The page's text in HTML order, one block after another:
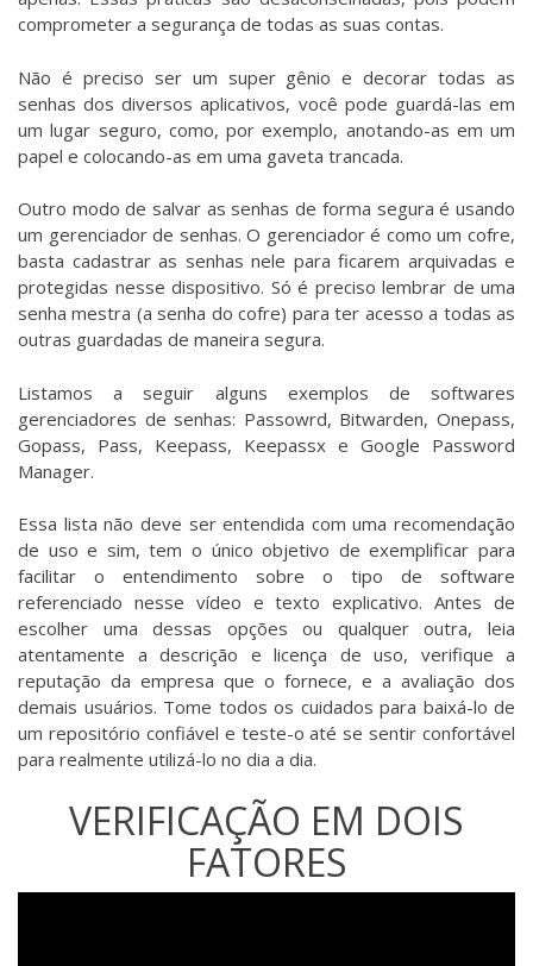
comprometer a segurança de todas as suas contas.
Não é preciso ser um super gênio e decorar todas as
senhas dos diversos aplicativos, você pode guardá-las em
um lugar seguro, como, por exemplo, anotando-as em um
papel e colocando-as em uma gaveta trancada.
Outro modo de salvar as senhas de forma segura é usando
um gerenciador de senhas. O gerenciador é como um cofre,
basta cadastrar as senhas nele para ficarem arquivadas e
protegidas nesse dispositivo. Só é preciso lembrar de uma
senha mestra (a senha do cofre) para ter acesso a todas as
outras guardadas de maneira segura.
Listamos a seguir alguns exemplos de softwares
gerenciadores de senhas: Passowrd, Bitwarden, Onepass,
Gopass, Pass, Keepass, Keepassx e Google Password
Manager.
Essa lista não deve ser entendida com uma recomendação
de uso e sim, tem o único objetivo de exemplificar para
facilitar o entendimento sobre o tipo de software
referenciado nesse vídeo e texto explicativo. Antes de
escolher uma dessas opções ou qualquer outra, leia
atentamente a descrição e licença de uso, verifique a
reputação da empresa que o fornece, e a avaliação dos
demais usuários. Tome todos os cuidados para baixá-lo de
um repositório confiável e teste-o até se sentir confortável
para realmente utilizá-lo no dia a dia.
VERIFICAÇÃO EM DOIS
FATORES